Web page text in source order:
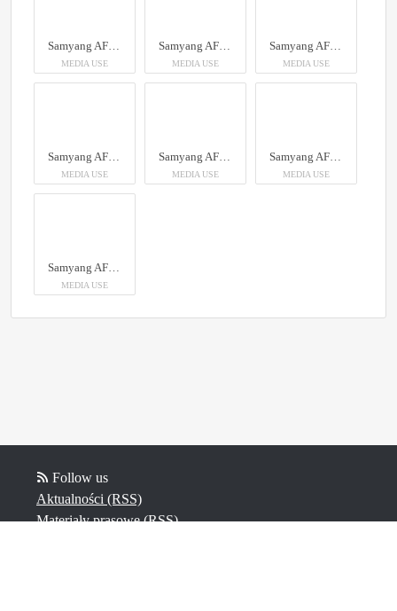
Samyang AF 12mm F2.0 RF-S
MEDIA USE
Samyang AF 12mm F2.0 RF-S
MEDIA USE
Samyang AF 12mm F2.0 RF-S
MEDIA USE
Samyang AF 12mm F2.0 RF-S
MEDIA USE
Samyang AF 12mm F2.0 RF-S
MEDIA USE
Samyang AF 12mm F2.0 RF-S
MEDIA USE
Samyang AF 12mm F2.0 RF-S
MEDIA USE
Follow us
Aktualności (RSS)
Materiały prasowe (RSS)